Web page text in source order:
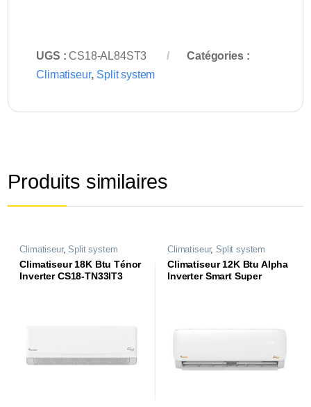
UGS :CS18-AL84ST3
Catégories :
Climatiseur, Split system
Produits similaires
Climatiseur, Split system
Climatiseur 18K Btu Ténor
Inverter CS18-TN33IT3
Climatiseur, Split system
Climatiseur 12K Btu Alpha
Inverter Smart Super